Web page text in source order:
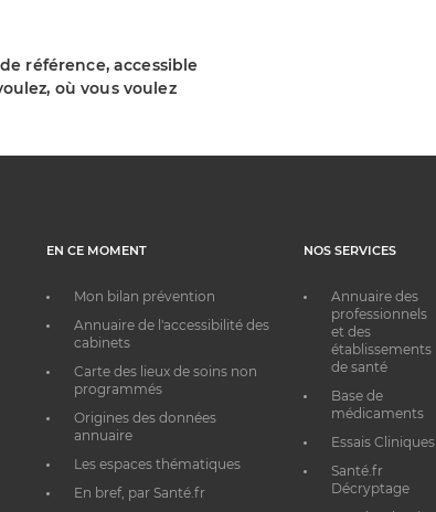
référence, accessible
où vous voulez
EN CE MOMENT
Mon bilan prévention
Annuaire de l'accessibilité des
cabinets
Carte des lieux de soins non
programmés
Origines des données
annuaire
Les espaces thématiques
En bref, par Santé.fr
NOS SERVICES
Annuaire des
professionnels
et des
établissements
de santé
Base de
médicaments
Essais Cliniques
Santé.fr
Décryptage